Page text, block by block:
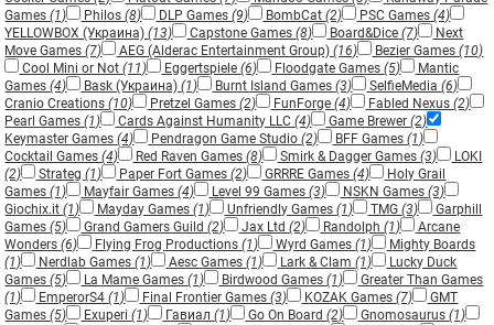
Games(1) Philos(8) DLP Games(9) BombCat(2) PSC Games(4)
YELLOWBOX (Украина)(13) Capstone Games(8) Board&Dice(7)
Next
Move Games(7) AEG (Alderac Entertainment Group)(16) Bezier Games(10)
Cool Mini or Not(11) Eggertspiele(6) Floodgate Games(5)
Mantic
Games(4) Bask (Украина)(1) Burnt Island Games(3) SelfieMedia(6)
Cranio Creations(10) Pretzel Games(2) FunForge(4) Fabled Nexus(2)
Pearl Games(1) Cards Against Humanity LLC(4) Game Brewer(2)
Keymaster Games(4) Pendragon Game Studio(2) BFF Games(1)
Cocktail Games(4) Red Raven Games(8) Smirk & Dagger Games(3)
LOKI
(2)
Strateg(1) Paper Fort Games(2) GRRRE Games(4)
Holy Grail
Games(1) Mayfair Games(4) Level 99 Games(3) NSKN Games(3)
Giochix.it(1) Mayday Games(1) Unfriendly Games(1) TMG(3)
Garphill
Games(5) Grand Gamers Guild(2) Jax Ltd(2) Randolph(1)
Arcane
Wonders(6) Flying Frog Productions(1) Wyrd Games(1)
Mighty Boards
(1)
Nerdlab Games(1) Aesc Games(1) Lark & Clam(1)
Lucky Duck
Games(5) La Mame Games(1) Birdwood Games(1)
Greater Than Games
(1)
EmperorS4(1) Final Frontier Games(3) KOZAK Games(7)
GMT
Games(5) Exuperi(1) Гавиал(1) Go On Board(2) Gnomosaurus(1)